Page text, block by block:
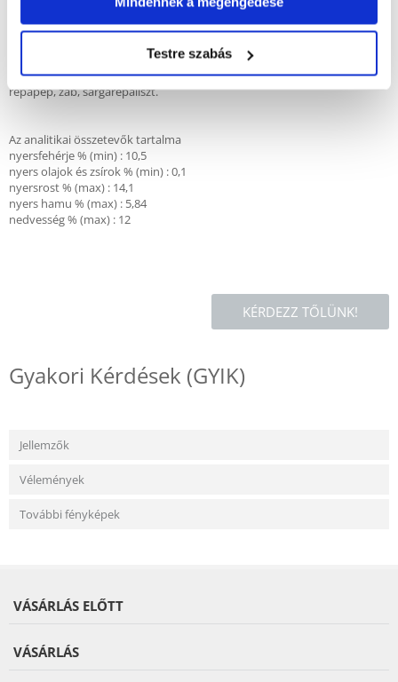
Testre szabás
Összetétel : búzakorpa, fűliszt, extrakció utáni napraforgóliszt,
lucernaliszt, búza, árpa, hántolt zab, kukorica, szentjánoskenyér,
sárgarépa, paszternák, répa, búzapehely, kukoricaliszt, babpehely,
lenmag, rozskorpa, piros ribizli, petrezselyemgyökér, hársfagally,
répapép, zab, sárgarépaliszt.
Az analitikai összetevők tartalma
nyersfehérje % (min) : 10,5
nyers olajok és zsírok % (min) : 0,1
nyersrost % (max) : 14,1
nyers hamu % (max) : 5,84
nedvesség % (max) : 12
KÉRDEZZ TŐLÜNK!
Gyakori Kérdések (GYIK)
Jellemzők
Vélemények
További fényképek
VÁSÁRLÁS ELŐTT
VÁSÁRLÁS